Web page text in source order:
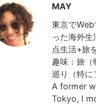
MAY
東京で
った海外
点生活+旅
趣味：旅（
巡り（特に
A former
Tokyo, I